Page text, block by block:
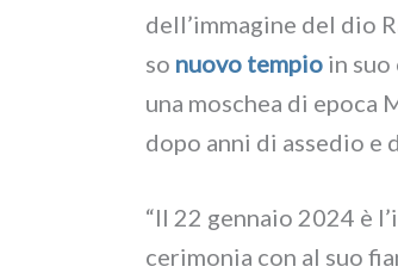
dell’immagine del dio
so nuo­vo tem­pio in
una moschea di epo­ca
dopo anni di asse­dio e
“Il 22 gen­na­io 2024 è
ceri­mo­nia con al suo